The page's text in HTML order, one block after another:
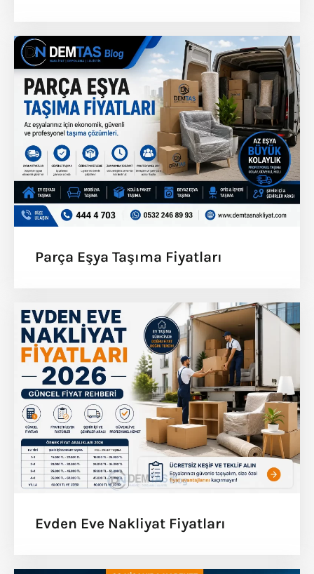
Parça Eşya Taşıma Fiyatları
Evden Eve Nakliyat Fiyatları